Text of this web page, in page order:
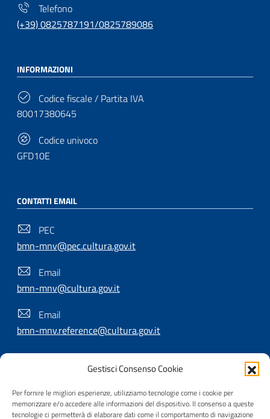
Gestisci Consenso Cookie
Per fornire le migliori esperienze, utilizziamo tecnologie come i cookie per
memorizzare e/o accedere alle informazioni del dispositivo. Il consenso a queste
tecnologie ci permetterà di elaborare dati come il comportamento di navigazione
Telefono
(+39) 0825787191/0825789086
INFORMAZIONI
Codice fiscale / Partita IVA
80017380645
Codice univoco
GFD10E
CONTATTI EMAIL
PEC
bmn-mnv@pec.cultura.gov.it
Email
bmn-mnv@cultura.gov.it
Email
bmn-mnv.reference@cultura.gov.it